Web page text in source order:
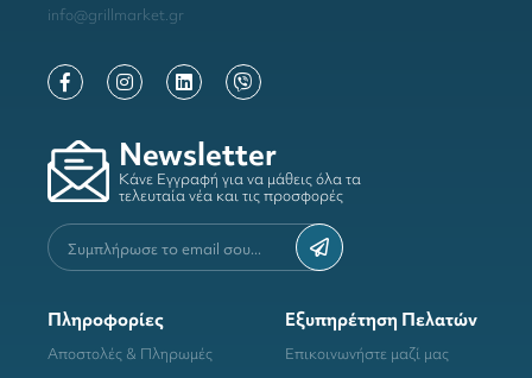
info@grillmarket.gr
Newsletter
Κάνε Εγγραφή για να μάθεις όλα τα
τελευταία νέα και τις προσφορές
Πληροφορίες
Αποστολές & Πληρωμές
Εξυπηρέτηση Πελατών
Επικοινωνήστε μαζί μας